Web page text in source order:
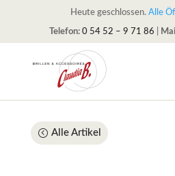
Heute geschlossen. Alle
Telefon: 0 54 52 – 9 71 86
Alle Artikel